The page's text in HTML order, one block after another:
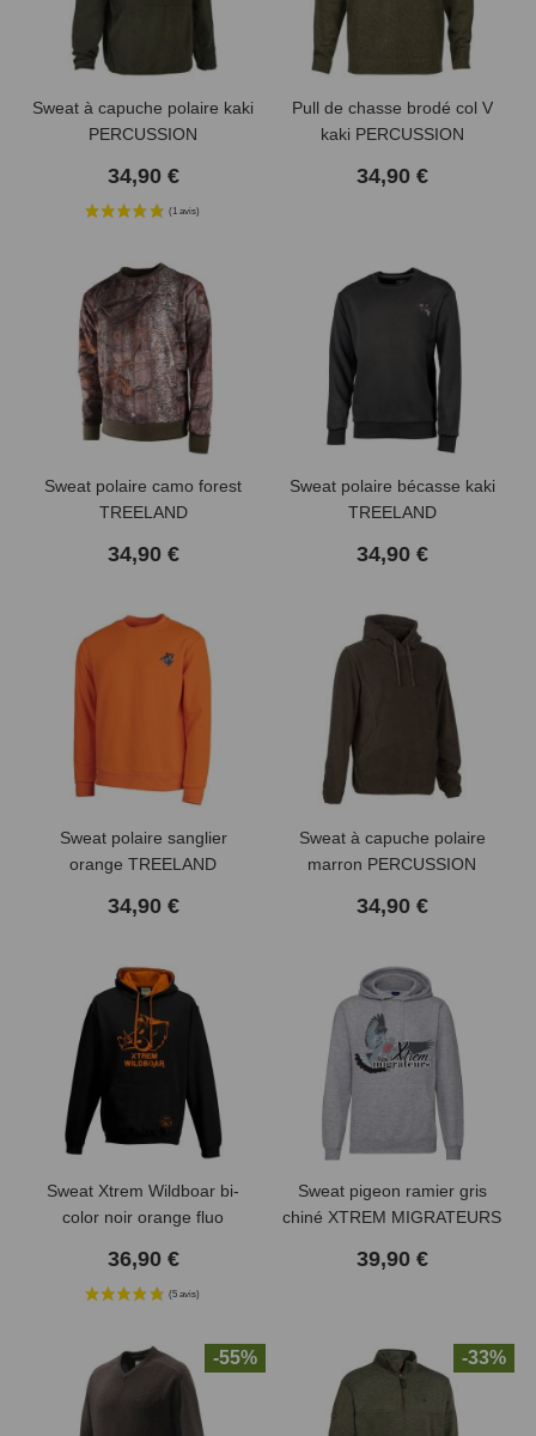
(5 avis)
(6 avis)
Sweat à capuche polaire kaki
PERCUSSION
34,90 €
Pull de chasse brodé col V
kaki PERCUSSION
34,90 €
Sweat polaire camo forest
TREELAND
34,90 €
Sweat polaire bécasse kaki
TREELAND
34,90 €
Sweat polaire sanglier
orange TREELAND
34,90 €
Sweat à capuche polaire
marron PERCUSSION
34,90 €
Sweat Xtrem Wildboar bi-
color noir orange fluo
36,90 €
Sweat pigeon ramier gris
chiné XTREM MIGRATEURS
39,90 €
-55% -33%